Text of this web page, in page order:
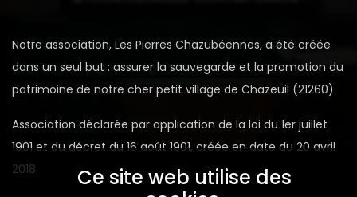
Notre association, Les Pierres Chazubéennes, a été créée
dans un seul but : assurer la sauvegarde et la promotion du
patrimoine de notre cher petit village de Chazeuil (21260).
Association déclarée par application de la loi du 1er juillet
1901 et du décret du 16 août 1901, créée en date du 20 avril
2018.
Ce site web utilise des